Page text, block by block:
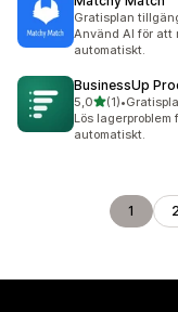
Gratisplan
Använd AI för att
automatiskt.
BusinessUp
5,0av 5 stjärnor
(1)
1 recensioner
•
Lös
automatiskt.
1 2